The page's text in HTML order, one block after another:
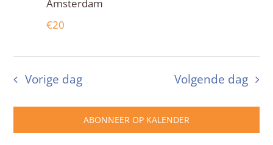
Amsterdam
€20
Vorige dag Volgende dag
ABONNEER OP KALENDER